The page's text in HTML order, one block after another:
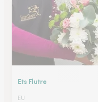
Ets Flutre
EU